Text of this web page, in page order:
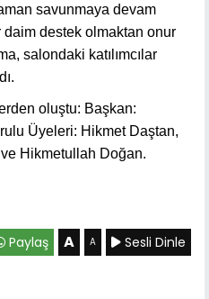
savunmaya devam
destek olmaktan onur
salondaki katılımcılar
oluştu: Başkan:
Üyeleri: Hikmet Daştan,
Hikmetullah Doğan.
Paylaş A A Sesli Dinle